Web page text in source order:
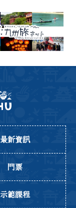
最新資訊
門票
示範課程